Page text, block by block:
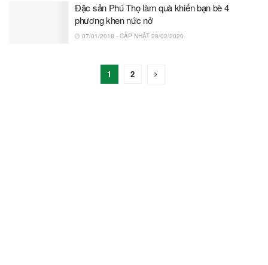
Đặc sản Phú Thọ làm quà khiến bạn bè 4
phương khen nức nở
07/01/2018 - CẬP NHẬT 28/02/2020
1 2